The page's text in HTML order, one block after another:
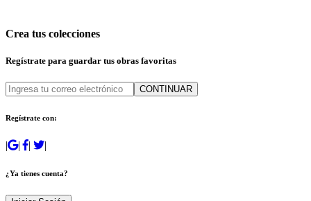
Crea tus colecciones
Regístrate para guardar tus obras favoritas
CONTINUAR
Regístrate con:
| | | |
¿Ya tienes cuenta?